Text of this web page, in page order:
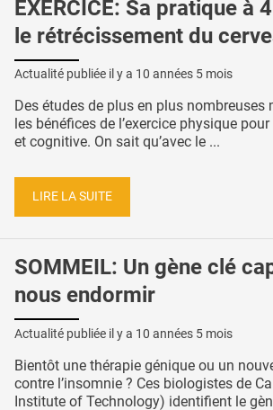
EXERCICE: Sa pratique à
le rétrécissement du
Actualité publiée il y a 10 années 5 mois
Des études de plus en plus nombreuses
les bénéfices de l’exercice physique
et cognitive. On sait qu’avec le ...
LIRE LA SUITE
SOMMEIL: Un gène clé
nous endormir
Actualité publiée il y a 10 années 5 mois
Bientôt une thérapie génique ou un
contre l’insomnie ? Ces biologistes de
Institute of Technology) identifient le